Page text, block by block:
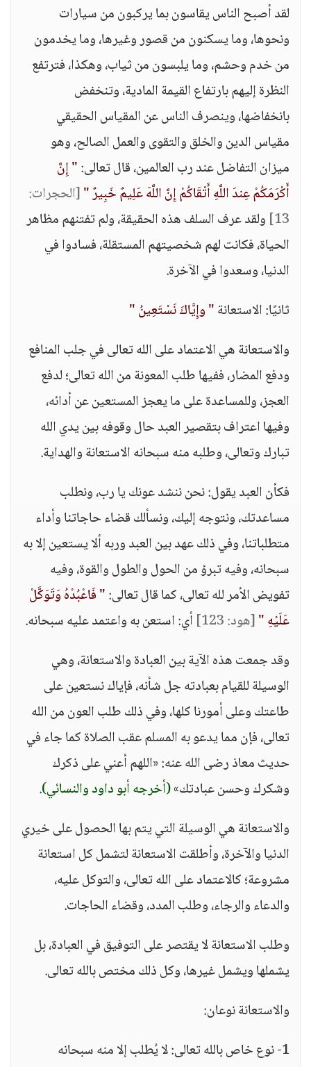
لقد أصبح الناس يقاسون بما يركبون من سيارات
ونحوها، وما يسكنون من قصور وغيرها، وما يخدمون
من خدم وحشم، وما يلبسون من ثياب، وهكذا، فترتفع
النظرة إليهم بارتفاع القيمة المادية، وتنخفض
بانخفاضها، وينصرف الناس عن المقياس الحقيقي
مقياس الدين والخلق والتقوى والعمل الصالح، وهو
ميزان التفاضل عند رب العالمين، قال تعالى:" إِنَّ
أَكْرَمَكُمْ عِندَ اللَّهِ أَتْقَاكُمْ إِنَّ اللَّهَ عَلِيمٌ خَبِيرٌ "[الحجرات:
13] ولقد عرف السلف هذه الحقيقة، ولم تفتنهم مظاهر
الحياة، فكانت لهم شخصيتهم المستقلة، فسادوا في
الدنيا، وسعدوا في الآخرة.
ثانيًا: الاستعانة" وإِيَّاكَ نَسْتَعِينُ "
والاستعانة هي الاعتماد على الله تعالى في جلب المنافع
ودفع المضار، ففيها طلب المعونة من الله تعالى؛ لدفع
العجز، وللمساعدة على ما يعجز المستعين عن أدائه،
وفيها اعتراف بتقصير العبد حال وقوفه بين يدي الله
تبارك وتعالى، وطلبه منه سبحانه الاستعانة والهداية.
فكأن العبد يقول: نحن ننشد عونك يا رب، ونطلب
مساعدتك، ونتوجه إليك، ونسألك قضاء حاجاتنا وأداء
متطلباتنا، وفي ذلك عهد بين العبد وربه ألا يستعين إلا به
سبحانه، وفيه تبرؤ من الحول والطول والقوة، وفيه
تفويض الأمر لله تعالى، كما قال تعالى:" فَاعْبُدْهُ وَتَوَكَّلْ
عَلَيْهِ "[هود: 123]
أي: استعن به واعتمد عليه سبحانه.
وقد جمعت هذه الآية بين العبادة والاستعانة، وهي
الوسيلة للقيام بعبادته جل شأنه، فإياك نستعين على
طاعتك وعلى أمورنا كلها، وفي ذلك طلب العون من الله
تعالى، فإن مما يدعو به المسلم عقب الصلاة كما جاء في
حديث معاذ رضى الله عنه: «اللهم أعني على ذكرك
وشكرك وحسن عبادتك»(أخرجه أبو داود والنسائي).
والاستعانة هي الوسيلة التي يتم بها الحصول على خيري
الدنيا والآخرة، وأطلقت الاستعانة لتشمل كل استعانة
مشروعة؛ كالاعتماد على الله تعالى، والتوكل عليه،
والدعاء والرجاء، وطلب المدد، وقضاء الحاجات.
وطلب الاستعانة لا يقتصر على التوفيق في العبادة، بل
يشملها ويشمل غيرها، وكل ذلك مختص بالله تعالى.
والاستعانة نوعان:
1- نوع خاص بالله تعالى: لا يُطلب إلا منه سبحانه